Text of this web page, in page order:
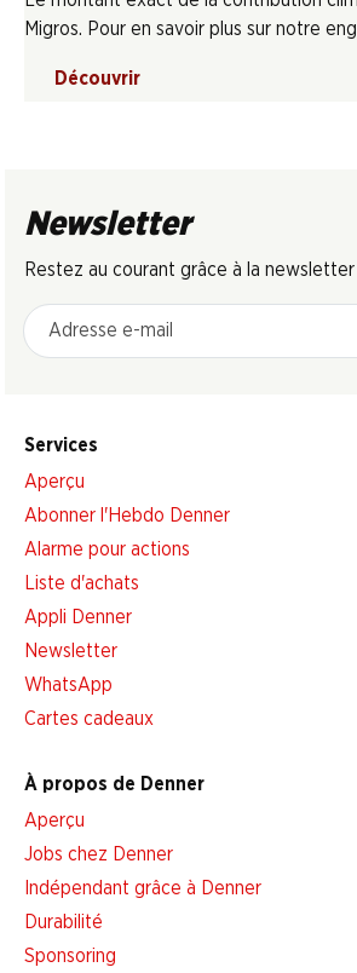
Migros. Pour en savoir plus sur notre
Découvrir
Newsletter
Restez au courant grâce à la
Adresse e-mail
Services
Aperçu
Abonner l'Hebdo Denner
Alarme pour actions
Liste d'achats
Appli Denner
Newsletter
WhatsApp
Cartes cadeaux
À propos de Denner
Aperçu
Jobs chez Denner
Indépendant grâce à Denner
Durabilité
Sponsoring